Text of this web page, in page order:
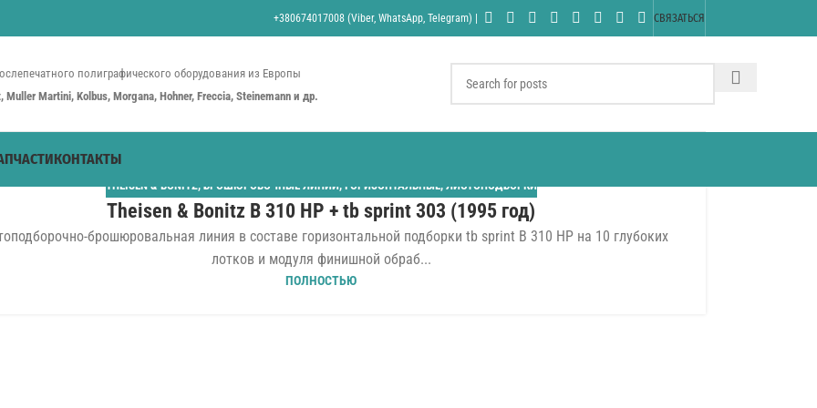
+380674017008 (Viber, WhatsApp, Telegram) | СВЯЗАТЬСЯ
полиграфического оборудования из Европы
Muller Martini, Kolbus, Morgana, Hohner, Freccia, Steinemann и др.
КОНТАКТЫ
THEISEN & BONITZ, БРОШЮРОВОЧНЫЕ ЛИНИИ, ГОРИЗОНТАЛЬНЫЕ, ЛИСТОПОДБОРКИ
Theisen & Bonitz B 310 HP + tb sprint 303 (1995 год)
брошюровальная линия в составе горизонтальной подборки tb sprint B 310 HP на 10 глубоких
лотков и модуля финишной обраб...
ПОЛНОСТЬЮ